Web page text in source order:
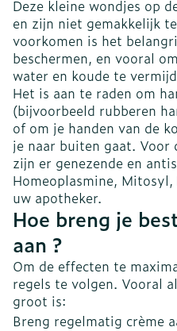
Deze kleine wondjes op
en zijn niet gemakkelijk
voorkomen is het
beschermen, en vooral
water en koude te
Het is aan te raden om
(bijvoorbeeld rubberen
of om je handen van de
je naar buiten gaat. Voor
zijn er genezende en
Homeoplasmine,
uw apotheker.
Hoe breng je
aan ?
Om de effecten te
regels te volgen. Vooral
groot is:
Breng regelmatig crème